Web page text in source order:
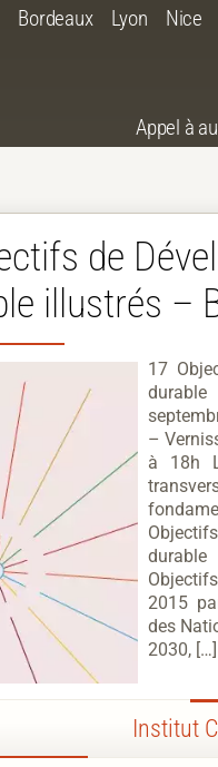
Bordeaux Lyon Nice
Appel à
de
illustrés –
17
–
à 18h
2015
des
2030, […]
Institut